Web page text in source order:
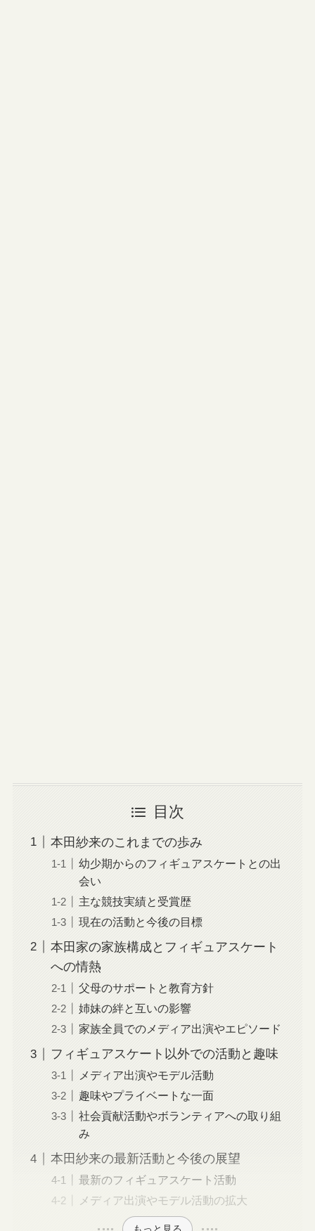
目次
本田紗来のこれまでの歩み
幼少期からのフィギュアスケートとの出
会い
主な競技実績と受賞歴
現在の活動と今後の目標
本田家の家族構成とフィギュアスケート
への情熱
父母のサポートと教育方針
姉妹の絆と互いの影響
家族全員でのメディア出演やエピソード
フィギュアスケート以外での活動と趣味
メディア出演やモデル活動
趣味やプライベートな一面
社会貢献活動やボランティアへの取り組
み
本田紗来の最新活動と今後の展望
最新のフィギュアスケート活動
メディア出演やモデル活動の拡大
もっと見る